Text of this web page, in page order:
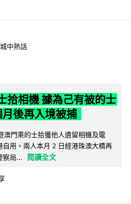
城中熱話
拾相機 據為己有被的士
後再入境被捕
澳門乘的士拾獲他人遺留相機及電
用。兩人本月 2 日經港珠澳大橋再
察局...
閱讀全文